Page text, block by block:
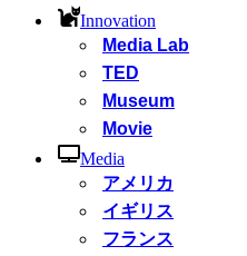
Innovation
Media Lab
TED
Museum
Movie
Media
アメリカ
イギリス
フランス